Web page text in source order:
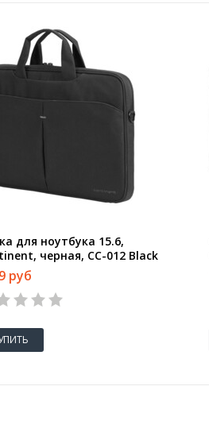
для ноутбука 15.6,
черная, СС-012 Black
руб